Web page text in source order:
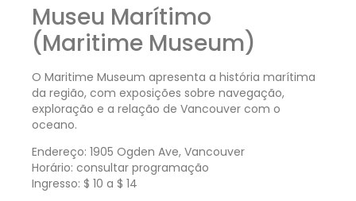
Museu Marítimo
(Maritime Museum)
O Maritime Museum apresenta a história marítima
da região, com exposições sobre navegação,
exploração e a relação de Vancouver com o
oceano.
Endereço: 1905 Ogden Ave, Vancouver
Horário: consultar programação
Ingresso: $ 10 a $ 14